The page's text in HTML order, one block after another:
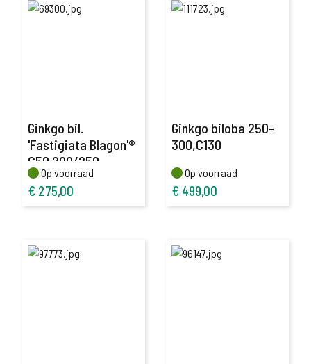
Ginkgo bil.
'Fastigiata Blagon'®
C50 200/250
Op voorraad
Op voorraad
€ 275,00
Ginkgo biloba 250-
300,C130
Op voorraad
Op voorraad
€ 499,00